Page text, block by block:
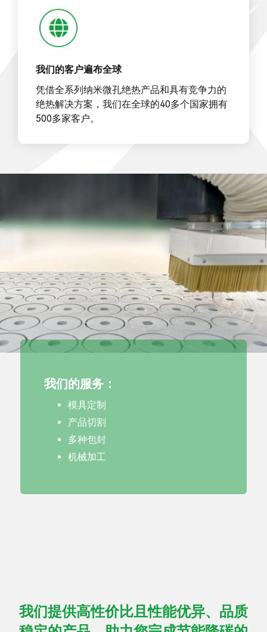
我们的客户遍布全球
凭借全系列纳米微孔绝热产品和具有竞争力的
绝热解决方案，我们在全球的40多个国家拥有
500多家客户。
我们提供定制化的
纳米微孔绝热产品
以及热工解决方案
我们的服务：
模具定制
产品切割
多种包封
机械加工
我们提供高性价比且性能优异、品质